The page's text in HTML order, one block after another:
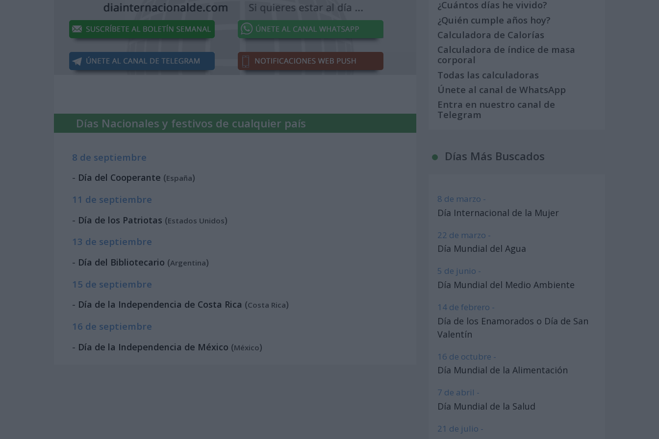
Días Nacionales y festivos de cualquier país
8 de septiembre
- Día del Cooperante (España)
11 de septiembre
- Día de los Patriotas (Estados Unidos)
13 de septiembre
- Día del Bibliotecario (Argentina)
15 de septiembre
- Día de la Independencia de Costa Rica (Costa Rica)
16 de septiembre
- Día de la Independencia de México (México)
¿Cuántos días he vivido?
¿Quién cumple años hoy?
Calculadora de Calorías
Calculadora de índice de masa
corporal
Todas las calculadoras
Únete al canal de WhatsApp
Entra en nuestro canal de
Telegram
Días Más Buscados
8 de marzo -
Día Internacional de la Mujer
22 de marzo -
Día Mundial del Agua
5 de junio -
Día Mundial del Medio Ambiente
14 de febrero -
Día de los Enamorados o Día de San
Valentín
16 de octubre -
Día Mundial de la Alimentación
7 de abril -
Día Mundial de la Salud
21 de julio -